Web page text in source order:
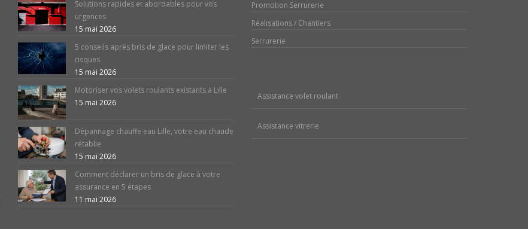
Solutions rapides et abordables pour vos
urgences
15 mai 2026
5 conseils après bris de glace pour limiter les
risques
15 mai 2026
Motoriser vos volets roulants existants à Lille
15 mai 2026
Dépannage chauffe eau Lille, votre eau chaude
rétablie
15 mai 2026
Comment déclarer un bris de glace à votre
assurance en 5 étapes
11 mai 2026
Promotion Serrurerie
Réalisations / Chantiers
Serrurerie
Assistance volet roulant
Assistance vitrerie